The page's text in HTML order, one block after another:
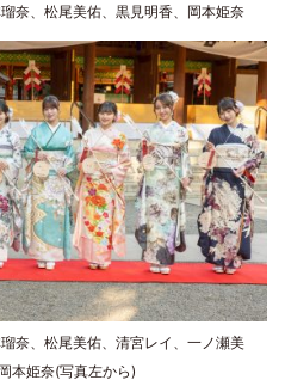
奈、松尾美佑、黒見明香、岡本姫奈
奈、松尾美佑、清宮レイ、一ノ瀬美
本姫奈(写真左から)